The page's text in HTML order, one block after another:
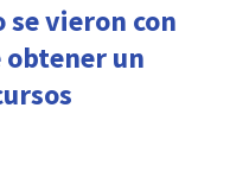
se vieron con
obtener un